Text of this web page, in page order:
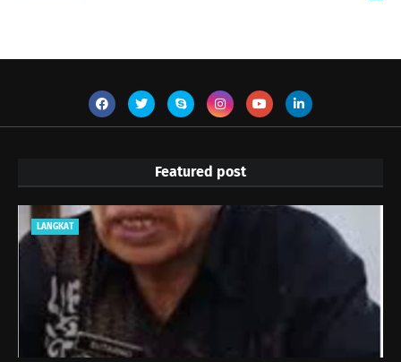
Featured post
LANGKAT